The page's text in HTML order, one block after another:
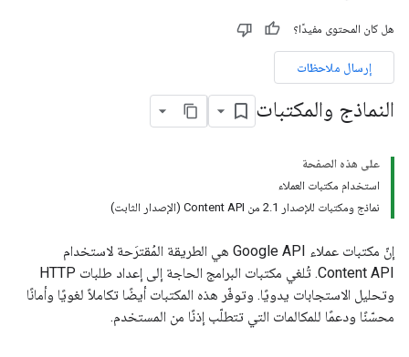
هل كان المحتوى مفيدًا؟
إرسال ملاحظات
النماذج والمكتبات
على هذه الصفحة
استخدام مكتبات العملاء
نماذج ومكتبات للإصدار 2.1 من Content API (الإصدار الثابت)
إنّ مكتبات عملاء Google API هي الطريقة المُقترَحة لاستخدام
Content API. تُلغي مكتبات البرامج الحاجة إلى إعداد طلبات HTTP
وتحليل الاستجابات يدويًا. وتوفّر هذه المكتبات أيضًا تكاملاً لغويًا وأمانًا
محسّنًا ودعمًا للمكالمات التي تتطلّب إذنًا من المستخدم.